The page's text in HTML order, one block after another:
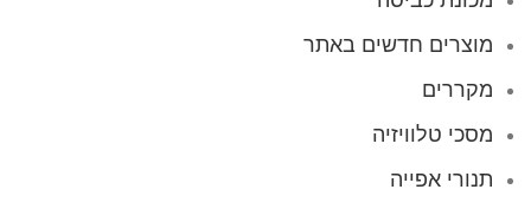
מוצרים חדשים באתר
מקררים
מסכי טלוויזיה
תנורי אפייה